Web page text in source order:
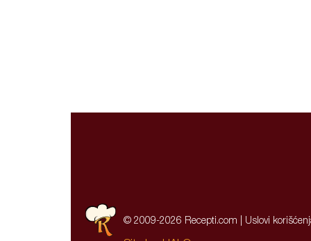
© 2009-2026 Recepti.com | Uslovi